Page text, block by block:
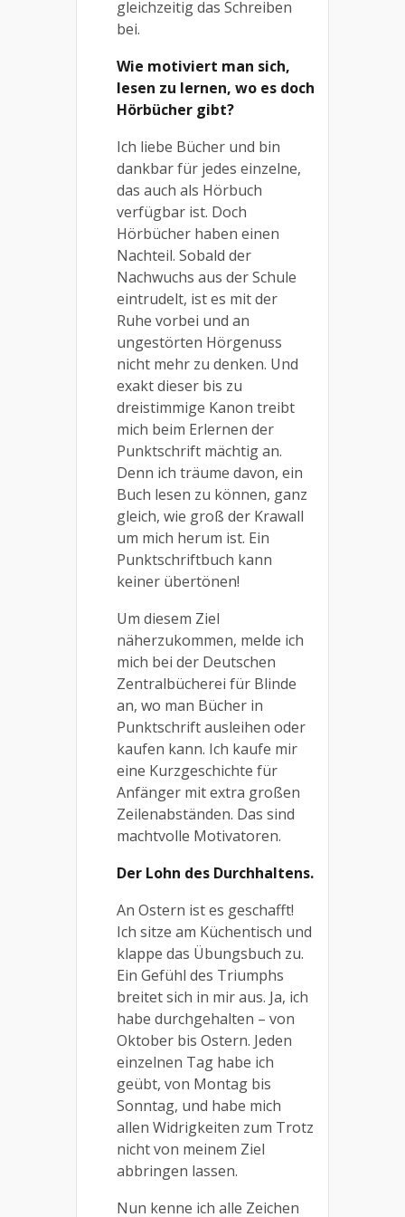
gleichzeitig das Schreiben
bei.
Wie motiviert man sich,
lesen zu lernen, wo es doch
Hörbücher gibt?
Ich liebe Bücher und bin
dankbar für jedes einzelne,
das auch als Hörbuch
verfügbar ist. Doch
Hörbücher haben einen
Nachteil. Sobald der
Nachwuchs aus der Schule
eintrudelt, ist es mit der
Ruhe vorbei und an
ungestörten Hörgenuss
nicht mehr zu denken. Und
exakt dieser bis zu
dreistimmige Kanon treibt
mich beim Erlernen der
Punktschrift mächtig an.
Denn ich träume davon, ein
Buch lesen zu können, ganz
gleich, wie groß der Krawall
um mich herum ist. Ein
Punktschriftbuch kann
keiner übertönen!
Um diesem Ziel
näherzukommen, melde ich
mich bei der Deutschen
Zentralbücherei für Blinde
an, wo man Bücher in
Punktschrift ausleihen oder
kaufen kann. Ich kaufe mir
eine Kurzgeschichte für
Anfänger mit extra großen
Zeilenabständen. Das sind
machtvolle Motivatoren.
Der Lohn des Durchhaltens.
An Ostern ist es geschafft!
Ich sitze am Küchentisch und
klappe das Übungsbuch zu.
Ein Gefühl des Triumphs
breitet sich in mir aus. Ja, ich
habe durchgehalten – von
Oktober bis Ostern. Jeden
einzelnen Tag habe ich
geübt, von Montag bis
Sonntag, und habe mich
allen Widrigkeiten zum Trotz
nicht von meinem Ziel
abbringen lassen.
Nun kenne ich alle Zeichen